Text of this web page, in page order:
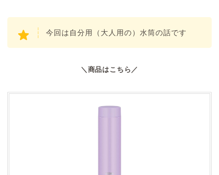
今回は自分用（大人用の）水筒の話です
＼商品はこちら／